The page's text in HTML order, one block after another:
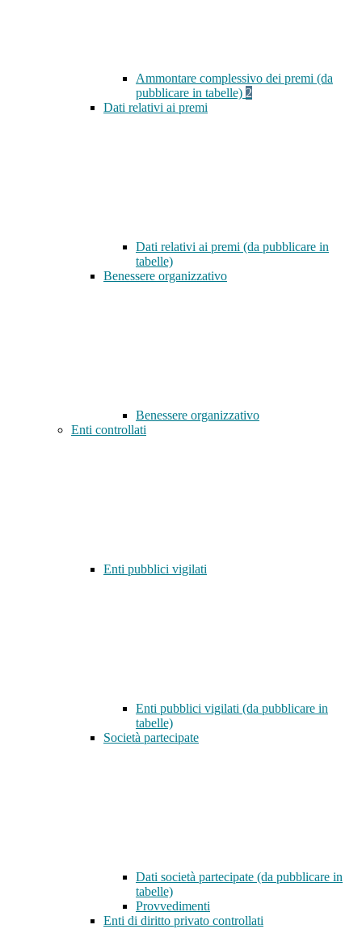
Ammontare complessivo dei premi (da
pubblicare in tabelle) 2
Dati relativi ai premi
Dati relativi ai premi (da pubblicare in
tabelle)
Benessere organizzativo
Benessere organizzativo
Enti controllati
Enti pubblici vigilati
Enti pubblici vigilati (da pubblicare in
tabelle)
Società partecipate
Dati società partecipate (da pubblicare in
tabelle)
Provvedimenti
Enti di diritto privato controllati